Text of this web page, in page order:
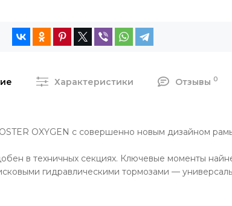
Характеристики Отзывы 0
OXYGEN с совершенно новым дизайном
в техничных секциях. Ключевые моменты
гидравлическими тормозами —